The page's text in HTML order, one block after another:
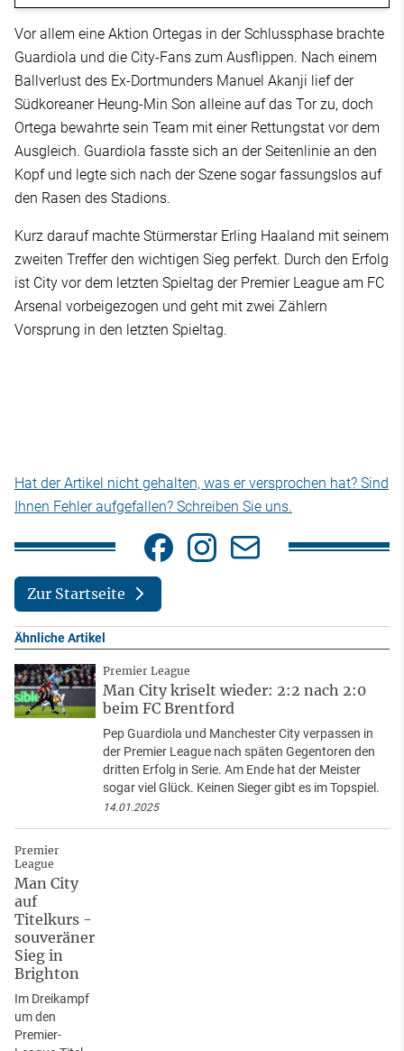
Vor allem eine Aktion Ortegas in der Schlussphase brachte
Guardiola und die City-Fans zum Ausflippen. Nach einem
Ballverlust des Ex-Dortmunders Manuel Akanji lief der
Südkoreaner Heung-Min Son alleine auf das Tor zu, doch
Ortega bewahrte sein Team mit einer Rettungstat vor dem
Ausgleich. Guardiola fasste sich an der Seitenlinie an den
Kopf und legte sich nach der Szene sogar fassungslos auf
den Rasen des Stadions.
Kurz darauf machte Stürmerstar Erling Haaland mit seinem
zweiten Treffer den wichtigen Sieg perfekt. Durch den Erfolg
ist City vor dem letzten Spieltag der Premier League am FC
Arsenal vorbeigezogen und geht mit zwei Zählern
Vorsprung in den letzten Spieltag.
Hat der Artikel nicht gehalten, was er versprochen hat? Sind
Ihnen Fehler aufgefallen? Schreiben Sie uns.
Zur Startseite
Ähnliche Artikel
Premier League
Man City kriselt wieder: 2:2 nach 2:0
beim FC Brentford
Pep Guardiola und Manchester City verpassen in
der Premier League nach späten Gegentoren den
dritten Erfolg in Serie. Am Ende hat der Meister
sogar viel Glück. Keinen Sieger gibt es im Topspiel.
14.01.2025
Premier
League
Man City
auf
Titelkurs -
souveräner
Sieg in
Brighton
Im Dreikampf
um den
Premier-